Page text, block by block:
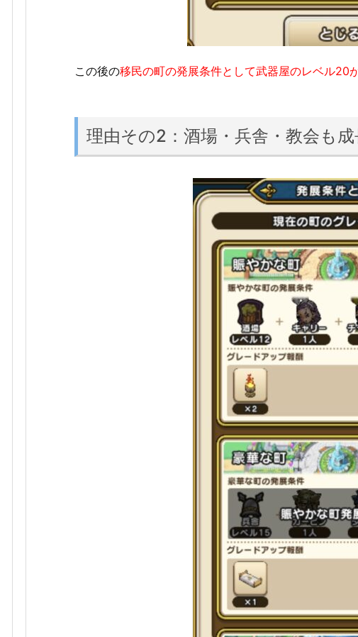
この後の移民の町の発展条件として武器屋のレベル20
理由その2：酒場・兵舎・教会も